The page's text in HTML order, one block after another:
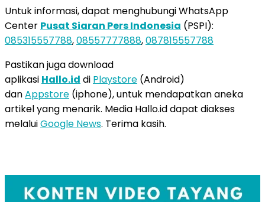
Untuk informasi, dapat menghubungi WhatsApp
Center Pusat Siaran Pers Indonesia (PSPI):
085315557788,08557777888,087815557788
Pastikan juga download
aplikasi Hallo.id di Playstore (Android)
danAppstore (iphone), untuk mendapatkan aneka
artikel yang menarik. Media Hallo.id dapat diakses
melaluiGoogle News. Terima kasih.